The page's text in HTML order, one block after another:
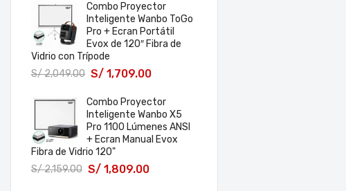
Combo Proyector
Inteligente Wanbo ToGo
Pro + Ecran Portátil
Evox de 120″ Fibra de
Vidrio con Trípode
S/2,049.00 S/ 1,709.00
Combo Proyector
Inteligente Wanbo X5
Pro 1100 Lúmenes ANSI
+ Ecran Manual Evox
Fibra de Vidrio 120"
S/2,159.00 S/ 1,809.00